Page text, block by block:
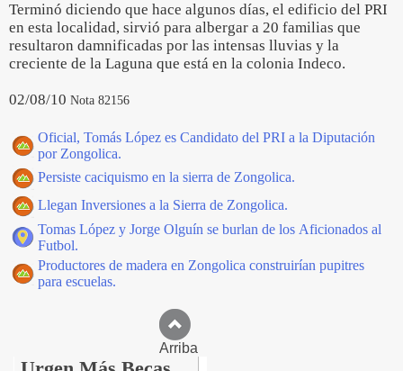
Terminó diciendo que hace algunos días, el edificio del PRI
en esta localidad, sirvió para albergar a 20 familias que
resultaron damnificadas por las intensas lluvias y la
creciente de la Laguna que está en la colonia Indeco.
02/08/10 Nota 82156
Oficial, Tomás López es Candidato del PRI a la Diputación
por Zongolica.
Persiste caciquismo en la sierra de Zongolica.
Llegan Inversiones a la Sierra de Zongolica.
Tomas López y Jorge Olguín se burlan de los Aficionados al
Futbol.
Productores de madera en Zongolica construirían pupitres
para escuelas.
Arriba